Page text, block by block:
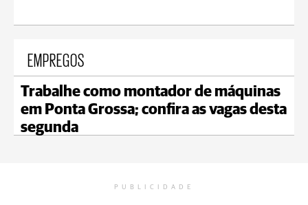
EMPREGOS
Trabalhe como montador de máquinas
em Ponta Grossa; confira as vagas desta
segunda
PUBLICIDADE